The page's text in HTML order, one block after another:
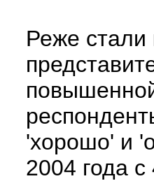
Реже стали
'хорошо' и
2004 года